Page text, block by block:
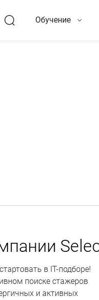
Обучение
в IT-подборе!
поиске стажеров
и активных